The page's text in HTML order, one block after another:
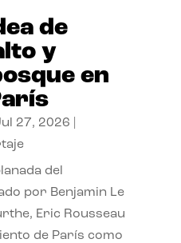
de
y
en
27, 2026
del
por Benjamin Le
Eric Rousseau
de París como